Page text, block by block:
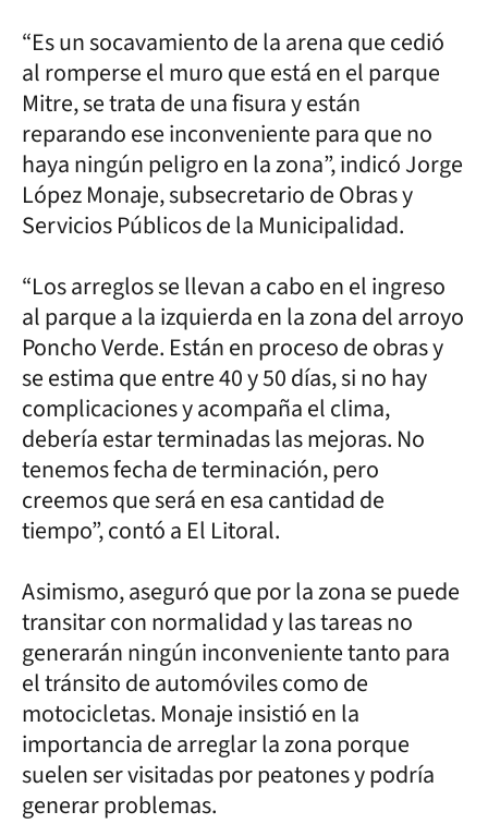
“Es un socavamiento de la arena que cedió
al romperse el muro que está en el parque
Mitre, se trata de una fisura y están
reparando ese inconveniente para que no
haya ningún peligro en la zona”, indicó Jorge
López Monaje, subsecretario de Obras y
Servicios Públicos de la Municipalidad.
“Los arreglos se llevan a cabo en el ingreso
al parque a la izquierda en la zona del arroyo
Poncho Verde. Están en proceso de obras y
se estima que entre 40 y 50 días, si no hay
complicaciones y acompaña el clima,
debería estar terminadas las mejoras. No
tenemos fecha de terminación, pero
creemos que será en esa cantidad de
tiempo”, contó a El Litoral.
Asimismo, aseguró que por la zona se puede
transitar con normalidad y las tareas no
generarán ningún inconveniente tanto para
el tránsito de automóviles como de
motocicletas. Monaje insistió en la
importancia de arreglar la zona porque
suelen ser visitadas por peatones y podría
generar problemas.